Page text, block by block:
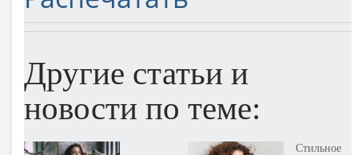
Другие статьи и
новости по теме:
Стильное